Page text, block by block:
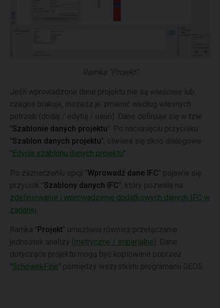
Ramka "Projekt"
Jeśli wprowadzone dane projektu nie są właściwe lub
czegoś brakuje, możesz je zmienić według własnych
potrzeb (dodaj / edytuj / usuń). Dane definiuje się w tzw.
"Szablonie danych projektu". Po naciśnięciu przycisku
"Szablon danych projektu", otwiera się okno dialogowe
"Edycja szablonu danych projektu".
Po zaznaczeniu opcji "Wprowadź dane IFC" pojawia się
przycisk "Szablony danych IFC", który pozwala na
zdefiniowanie i wprowadzenie dodatkowych danych IFC w
zadaniu
Ramka "Projekt" umożliwia również przełączanie
jednostek analizy ( metryczne / imperialne). Dane
dotyczące projektu mogą być kopiowane poprzez
"SchowekFine" pomiędzy wszystkimi programami GEO5.